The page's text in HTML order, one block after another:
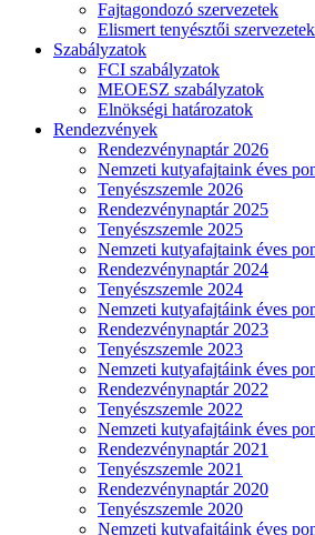
Fajtagondozó szervezetek
Elismert tenyésztői szervezetek
Szabályzatok
FCI szabályzatok
MEOESZ szabályzatok
Elnökségi határozatok
Rendezvények
Rendezvénynaptár 2026
Nemzeti kutyafajtaink éves
Tenyészszemle 2026
Rendezvénynaptár 2025
Tenyészszemle 2025
Nemzeti kutyafajtaink éves
Rendezvénynaptár 2024
Tenyészszemle 2024
Nemzeti kutyafajtáink éves
Rendezvénynaptár 2023
Tenyészszemle 2023
Nemzeti kutyafajtáink éves
Rendezvénynaptár 2022
Tenyészszemle 2022
Nemzeti kutyafajtáink éves
Rendezvénynaptár 2021
Tenyészszemle 2021
Rendezvénynaptár 2020
Tenyészszemle 2020
Nemzeti kutyafajtáink éves